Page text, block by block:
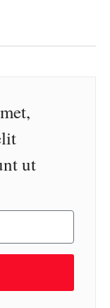
ut